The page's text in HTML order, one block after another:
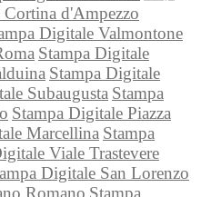
d'Ampezzo
Digitale Valmontone
Stampa Digitale
Stampa Digitale
Subaugusta Stampa
Stampa Digitale Piazza
Marcellina Stampa
Viale Trastevere
Digitale San Lorenzo
Romano Stampa